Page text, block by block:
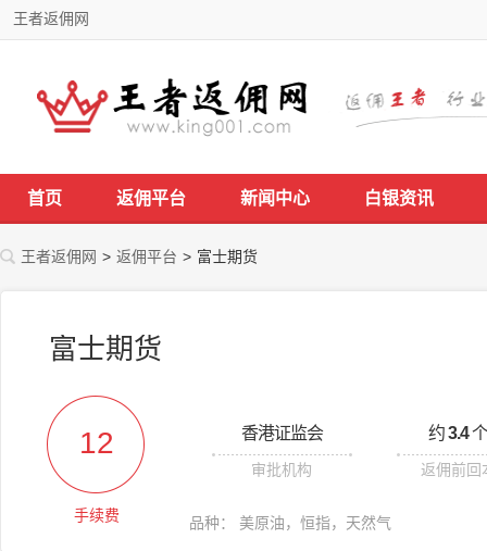
王者返佣网
首页 返佣平台 新闻中心 白银资讯
王者返佣网 > 返佣平台 > 富士期货
富士期货
12
手续费
香港证监会
审批机构
约3.4
返佣前回
品种： 美原油，恒指，天然气